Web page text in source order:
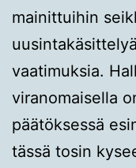
mainittuihin
vaatimuksia.
viranomaisella
päätöksessä
tässä tosin